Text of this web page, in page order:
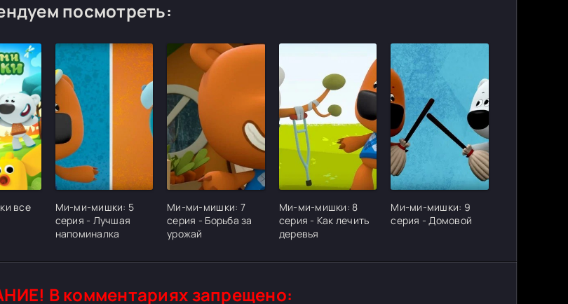
посмотреть:
все
Ми-ми-мишки: 5
серия - Лучшая
напоминалка
Ми-ми-мишки: 7
серия - Борьба за
урожай
Ми-ми-мишки: 8
серия - Как лечить
деревья
Ми-ми-мишки: 9
серия - Домовой
В комментариях запрещено: